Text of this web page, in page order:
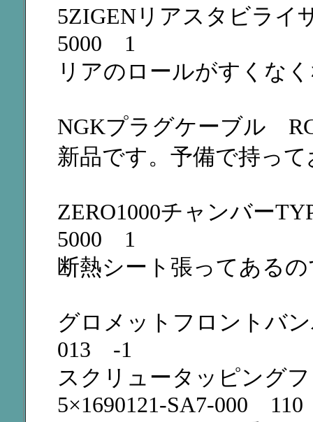
5ZIGENリアスタビラ
5000 1
リアのロールがすくな
NGKプラグケーブル
新品です。予備で持っ
ZERO1000チャンバー
5000 1
断熱シート張ってある
グロメットフロントバ
013 -1
スクリュータッピング
5×1690121-SA7-000